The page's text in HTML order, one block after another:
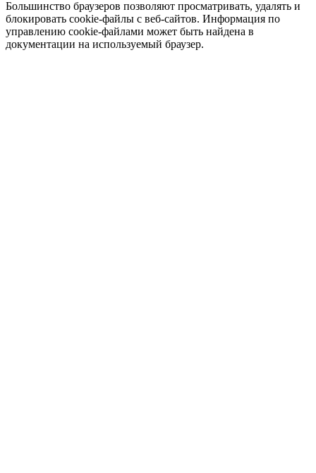
Большинство браузеров позволяют просматривать, удалять и
блокировать cookie-файлы c веб-сайтов. Информация по
управлению cookie-файлами может быть найдена в
документации на используемый браузер.